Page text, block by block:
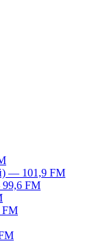
— 101,9 FM
99,6 FM
FM